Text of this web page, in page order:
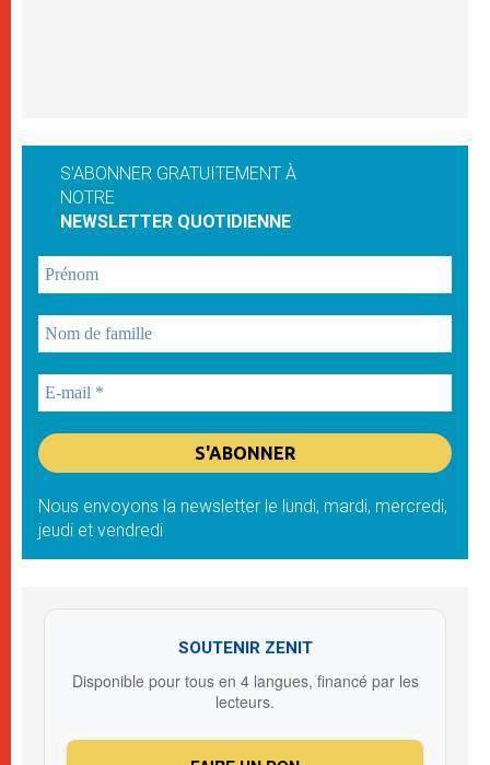
S'ABONNER GRATUITEMENT À
NOTRE
NEWSLETTER QUOTIDIENNE
Nous envoyons la newsletter le lundi, mardi, mercredi,
jeudi et vendredi
SOUTENIR ZENIT
Disponible pour tous en 4 langues, financé par les
lecteurs.